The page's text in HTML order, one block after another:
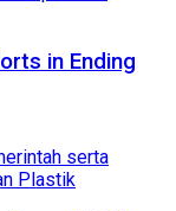
in Ending